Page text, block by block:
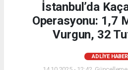
İstanbul’da
Operasyonu: 1,7
Vurgun, 32
ADLIYE HABER